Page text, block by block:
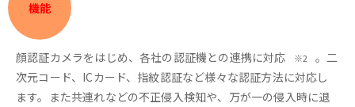
機能
顔認証カメラをはじめ、各社の認証機との連携に対応 ※2
。二
次元コード、ICカード、指紋認証など様々な認証方法に対応し
ます。また共連れなどの不正侵入検知や、万が一の侵入時に退